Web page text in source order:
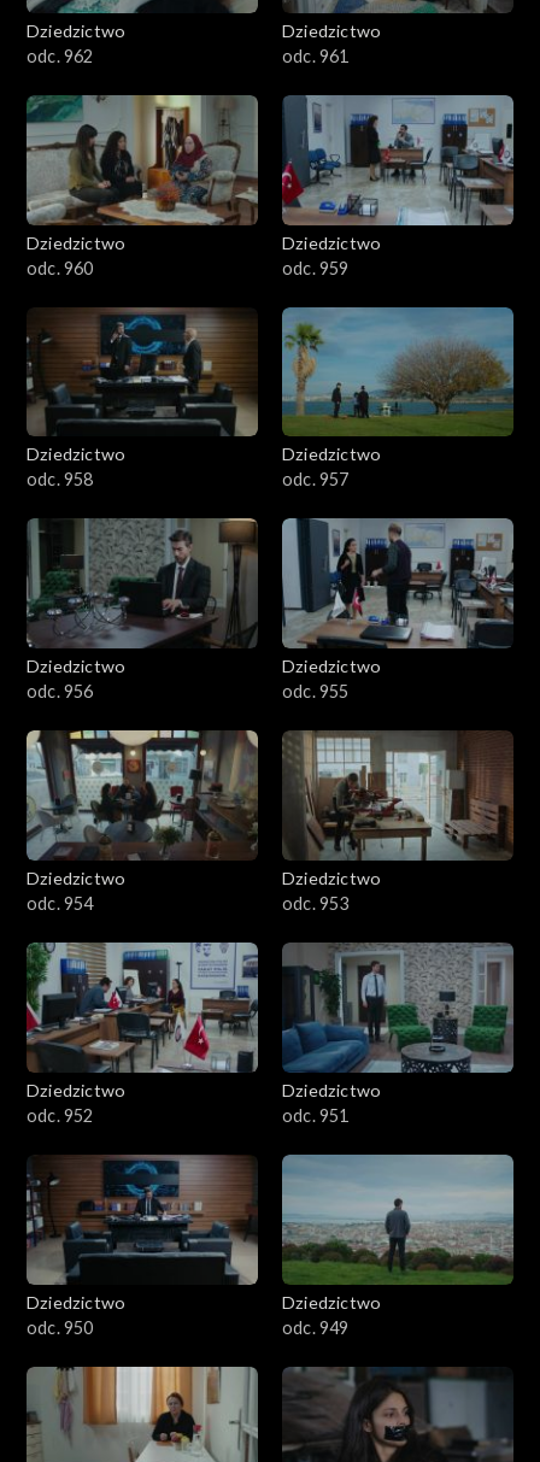
Dziedzictwo
odc. 962
Dziedzictwo
odc. 961
Dziedzictwo
odc. 960
Dziedzictwo
odc. 959
Dziedzictwo
odc. 958
Dziedzictwo
odc. 957
Dziedzictwo
odc. 956
Dziedzictwo
odc. 955
Dziedzictwo
odc. 954
Dziedzictwo
odc. 953
Dziedzictwo
odc. 952
Dziedzictwo
odc. 951
Dziedzictwo
odc. 950
Dziedzictwo
odc. 949